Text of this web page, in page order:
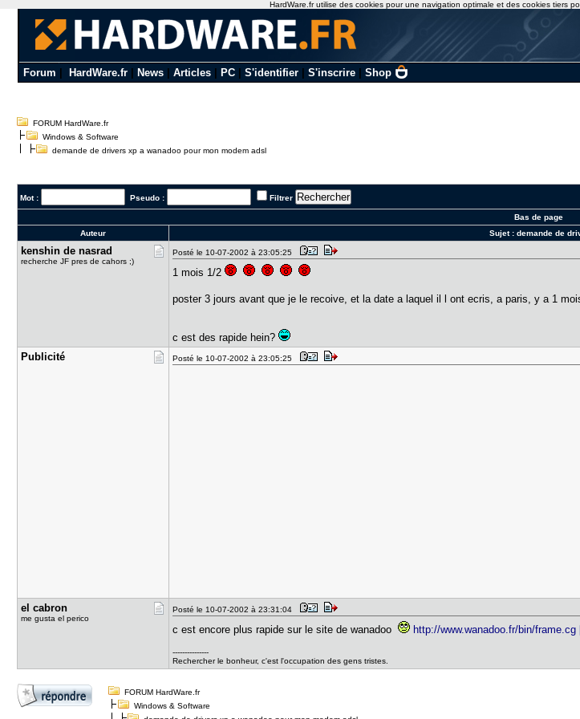
Forum HardWare.fr| News| Articles| PC| S'identifier| S'inscrire| Shop
FORUM HardWare.fr
Windows & Software
demande de drivers xp a wanadoo pour mon modem adsl
Mot : Pseudo : Filtrer
Bas de page
Auteur
Sujet :demande de
kenshin de​ nasrad
recherche JF pres de cahors ;)
Posté le 10-07-2002 à 23:05:25
1 mois 1/2
poster 3 jours avant que je le recoive, et la date a laquel il l ont ecris, a paris, y a 1
c est des rapide hein?
Publicité
Posté le 10-07-2002 à 23:05:25
el cabron
me gusta el perico
Posté le 10-07-2002 à 23:31:04
c est encore plus rapide sur le site de wanadoo http://www.wanadoo.fr/bin/
---------------
Rechercher le bonheur, c'est l'occupation des gens tristes.
FORUM HardWare.fr
Windows & Software
HardWare.fr utilise des cookies pour une navigation optimale et des cookies tiers